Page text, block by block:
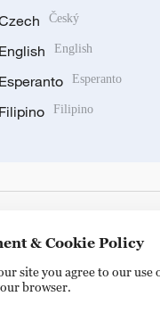
Český
English English
Esperanto Esperanto
Filipino Filipino
& Cookie Policy
site you agree to our use
browser.